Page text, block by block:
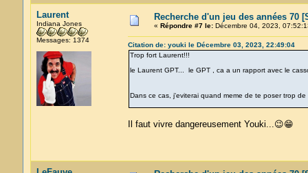
Laurent
Indiana Jones
Messages: 1374
Recherche d'un jeu des années 70
« Répondre #7 le:Décembre 04, 2023,
Citation de: youki le Décembre 03, 2023, 22:49:04
Trop fort Laurent!!!
le Laurent GPT... le GPT , ca a un rapport avec le
Dans ce cas, j'eviterai quand meme de te poser trop
Il faut vivre dangereusement Youki...😉😁